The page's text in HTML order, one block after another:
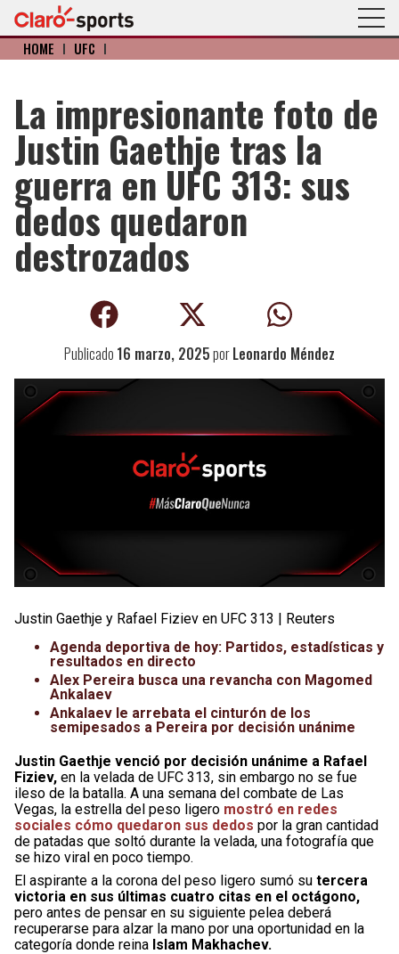
HOME I UFC I
La impresionante foto de
Justin Gaethje tras la
guerra en UFC 313: sus
dedos quedaron
destrozados
Publicado 16 marzo, 2025porLeonardo Méndez
Justin Gaethje y Rafael Fiziev en UFC 313 | Reuters
Agenda deportiva de hoy: Partidos, estadísticas y
resultados en directo
Alex Pereira busca una revancha con Magomed
Ankalaev
Ankalaev le arrebata el cinturón de los
semipesados a Pereira por decisión unánime
Justin Gaethje venció por decisión unánime a Rafael
Fiziev, en la velada de UFC 313, sin embargo no se fue
ileso de la batalla. A una semana del combate de Las
Vegas, la estrella del peso ligero mostró en redes
sociales cómo quedaron sus dedos por la gran cantidad
de patadas que soltó durante la velada, una fotografía que
se hizo viral en poco tiempo.
El aspirante a la corona del peso ligero sumó su tercera
victoria en sus últimas cuatro citas en el octágono,
pero antes de pensar en su siguiente pelea deberá
recuperarse para alzar la mano por una oportunidad en la
categoría donde reina Islam Makhachev.